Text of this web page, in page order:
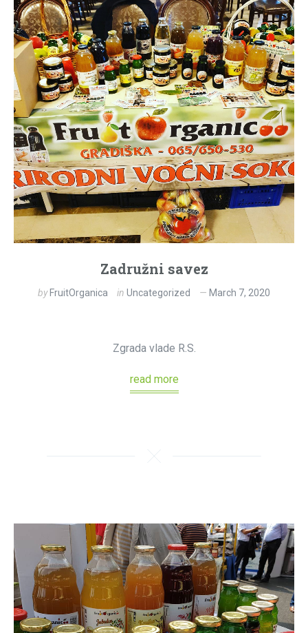
Zadružni savez
by FruitOrganica in Uncategorized March 7, 2020
Zgrada vlade R.S.
read more